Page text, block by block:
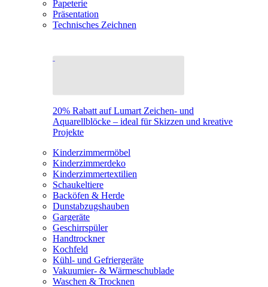
Papeterie
Präsentation
Technisches Zeichnen
20% Rabatt auf Lumart Zeichen- und
Aquarellblöcke – ideal für Skizzen und kreative
Projekte
Kinderzimmermöbel
Kinderzimmerdeko
Kinderzimmertextilien
Schaukeltiere
Backöfen & Herde
Dunstabzugshauben
Gargeräte
Geschirrspüler
Handtrockner
Kochfeld
Kühl- und Gefriergeräte
Vakuumier- & Wärmeschublade
Waschen & Trocknen